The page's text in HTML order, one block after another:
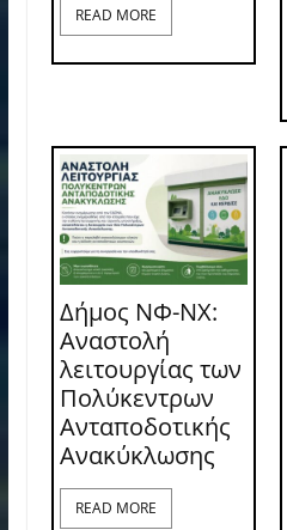
READ MORE
Δήμος ΝΦ-ΝΧ:
Αναστολή
λειτουργίας των
Πολύκεντρων
Ανταποδοτικής
Ανακύκλωσης
READ MORE